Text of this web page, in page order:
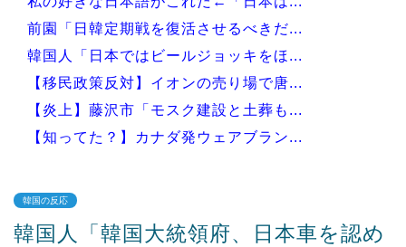
前園「日韓定期戦を復活させるべきだ...
韓国人「日本ではビールジョッキをほ...
【移民政策反対】イオンの売り場で唐...
【炎上】藤沢市「モスク建設と土葬も...
【知ってた？】カナダ発ウェアブラン...
Powered by livedoor 相互RSS
韓国の反応
韓国人「韓国大統領府、日本車を認め